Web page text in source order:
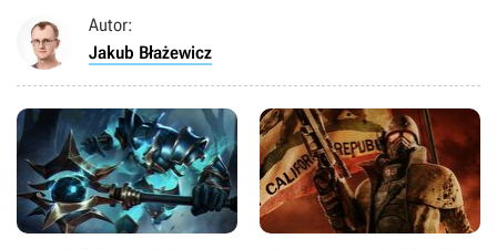
Autor:
Jakub Błażewicz